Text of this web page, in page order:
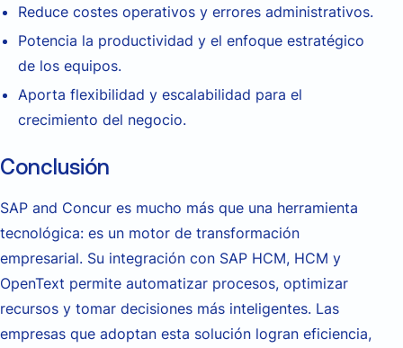
Reduce costes operativos y errores administrativos.
Potencia la productividad y el enfoque estratégico
de los equipos.
Aporta flexibilidad y escalabilidad para el
crecimiento del negocio.
Conclusión
SAP and Concur es mucho más que una herramienta
tecnológica: es un motor de transformación
empresarial. Su integración con SAP HCM, HCM y
OpenText permite automatizar procesos, optimizar
recursos y tomar decisiones más inteligentes. Las
empresas que adoptan esta solución logran eficiencia,